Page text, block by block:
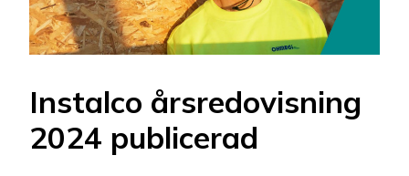
Instalco årsredovisning
2024 publicerad